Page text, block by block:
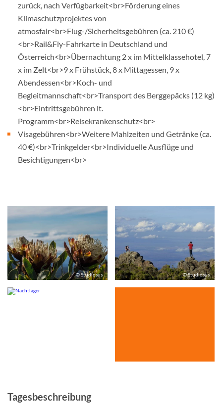
zurück, nach Verfügbarkeit<br>Förderung eines
Klimaschutzprojektes von
atmosfair<br>Flug-/Sicherheitsgebühren (ca. 210 €)
<br>Rail&Fly-Fahrkarte in Deutschland und
Österreich<br>Übernachtung 2 x im Mittelklassehotel, 7
x im Zelt<br>9 x Frühstück, 8 x Mittagessen, 9 x
Abendessen<br>Koch- und
Begleitmannschaft<br>Transport des Berggepäcks (12 kg)
<br>Eintrittsgebühren lt.
Programm<br>Reisekrankenschutz<br>
Visagebühren<br>Weitere Mahlzeiten und Getränke (ca.
40 €)<br>Trinkgelder<br>Individuelle Ausflüge und
Besichtigungen<br>
© Studiosus © Studiosus
Tagesbeschreibung